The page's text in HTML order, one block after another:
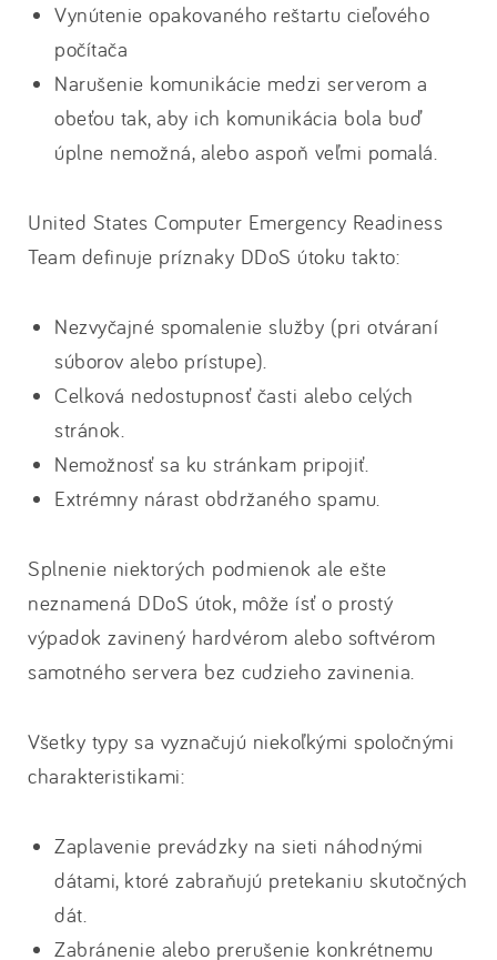
Vynútenie opakovaného reštartu cieľového
počítača
Narušenie komunikácie medzi serverom a
obeťou tak, aby ich komunikácia bola buď
úplne nemožná, alebo aspoň veľmi pomalá.
United States Computer Emergency Readiness
Team definuje príznaky DDoS útoku takto:
Nezvyčajné spomalenie služby (pri otváraní
súborov alebo prístupe).
Celková nedostupnosť časti alebo celých
stránok.
Nemožnosť sa ku stránkam pripojiť.
Extrémny nárast obdržaného spamu.
Splnenie niektorých podmienok ale ešte
neznamená DDoS útok, môže ísť o prostý
výpadok zavinený hardvérom alebo softvérom
samotného servera bez cudzieho zavinenia.
Všetky typy sa vyznačujú niekoľkými spoločnými
charakteristikami:
Zaplavenie prevádzky na sieti náhodnými
dátami, ktoré zabraňujú pretekaniu skutočných
dát.
Zabránenie alebo prerušenie konkrétnemu